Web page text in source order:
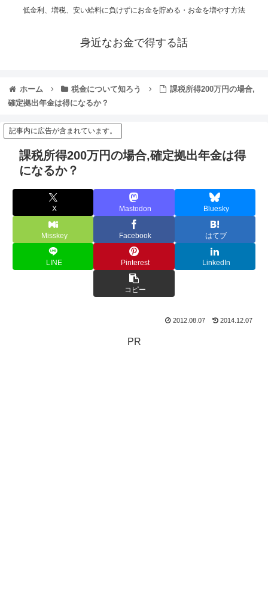
低金利、増税、安い給料に負けずにお金を貯める・お金を増やす方法
身近なお金で得する話
ホーム 税金について知ろう
課税所得200万円の場合,
確定拠出年金は得になるか？
記事内に広告が含まれています。
課税所得200万円の場合,確定拠出年金は得
になるか？
X Mastodon Bluesky
Misskey Facebook はてブ
LINE Pinterest LinkedIn
コピー
2012.08.07 2014.12.07
PR